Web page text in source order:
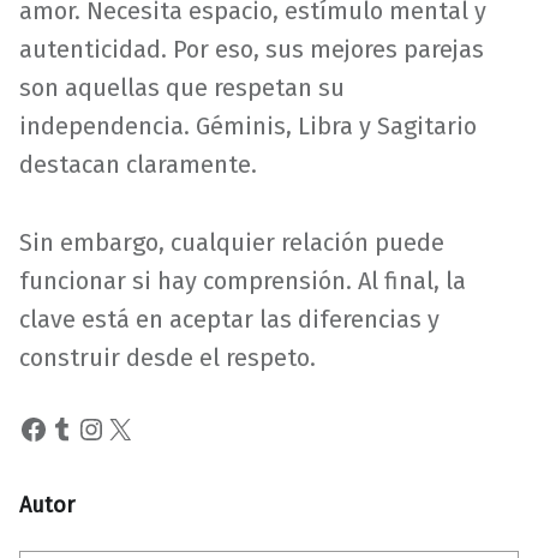
amor. Necesita espacio, estímulo mental y
autenticidad. Por eso, sus mejores parejas
son aquellas que respetan su
independencia. Géminis, Libra y Sagitario
destacan claramente.
Sin embargo, cualquier relación puede
funcionar si hay comprensión. Al final, la
clave está en aceptar las diferencias y
construir desde el respeto.
Facebook
Tumblr
Instagram
X
Autor